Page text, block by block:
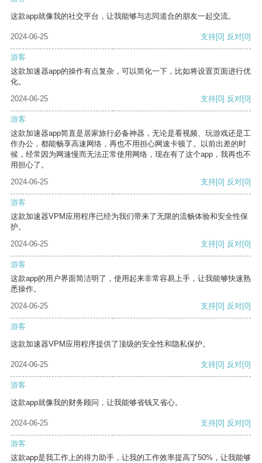
这款app就像我的社交平台，让我能够与志同道合的朋友一起交流。
2024-06-25 支持[0] 反对[0]
游客
这款加速器app的操作有点复杂，可以简化一下，比如将设置页面进行优
化。
2024-06-25
支持[0] 反对[0]
游客
这款加速器app简直是居家旅行必备神器，无论是看视频、玩游戏还是工
作办公，都能畅享高速网络，再也不用担心网速卡顿了。以前出差的时
候，经常因为网速慢而无法正常使用网络，现在有了这个app，我再也不
用担心了。
2024-06-25
支持[0] 反对[0]
游客
这款加速器VPM应用程序已经为我们带来了无限的流畅体验和安全性保
护。
2024-06-25
支持[0] 反对[0]
游客
这款app的用户界面简洁明了，使用起来非常容易上手，让我能够快速熟
悉操作。
2024-06-25
支持[0] 反对[0]
游客
这款加速器VPM应用程序提供了顶级的安全性和隐私保护。
2024-06-25 支持[0] 反对[0]
游客
这款app就像我的财务顾问，让我能够省钱又省心。
2024-06-25 支持[0] 反对[0]
游客
这款app是我工作上的得力助手，让我的工作效率提高了50%，让我能够